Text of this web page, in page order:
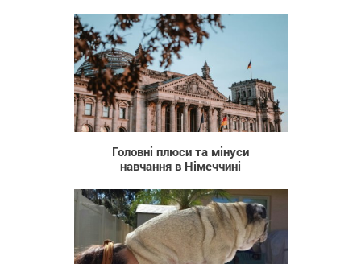
30
Головні плюси та мінуси
навчання в Німеччині